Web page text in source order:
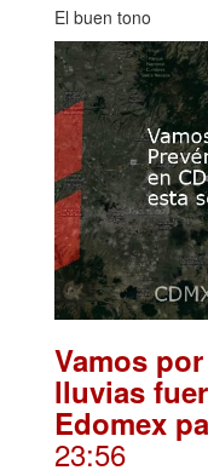
El buen tono
Vamos
lluvias
Edomex
23:56